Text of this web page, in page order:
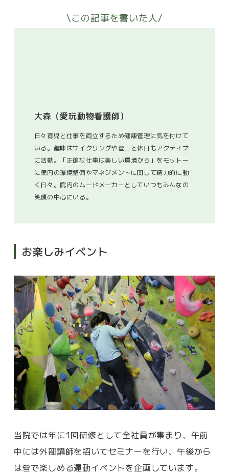
\この記事を書いた人/
大森（愛玩動物看護師）
日々育児と仕事を両立するため健康管理に気を付けて
いる。趣味はサイクリングや登山と休日もアクティブ
に活動。「正確な仕事は美しい環境から」をモットー
に院内の環境整備やマネジメントに関して精力的に動
く日々。院内のムードメーカーとしていつもみんなの
笑顔の中心にいる。
お楽しみイベント
当院では年に1回研修として全社員が集まり、午前
中には外部講師を招いてセミナーを行い、午後から
は皆で楽しめる運動イベントを企画しています。